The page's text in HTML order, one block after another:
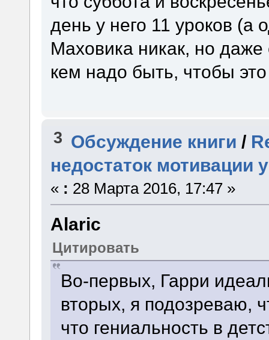
день у него 11 уроков
Маховика никак, но
кем надо быть, чтобы
3 Обсуждение книги /
недостаток мотивации
« : 28 Марта 2016, 17:47 »
Alaric
Цитировать
Во-первых, Гарри
вторых, я подозреваю,
что гениальность в